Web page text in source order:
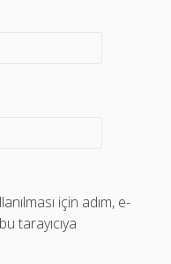
için adım, e-
tarayıcıya